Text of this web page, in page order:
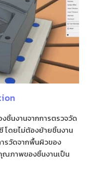
ชิ้นงานจากการตรวจวัด
โดยไม่ต้องย้ายชิ้นงาน
รวัดจากพื้นผิวของ
ณภาพของชิ้นงานเป็น